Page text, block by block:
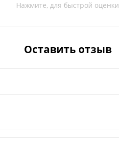
Нажмите, для быстрой оценки
Оставить отзыв